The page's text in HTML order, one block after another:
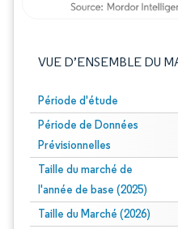
VUE D’ENSEMBLE DU
Période d'étude
Période de Données
Prévisionnelles
Taille du marché de
l'année de base (2025)
Taille du Marché (2026)